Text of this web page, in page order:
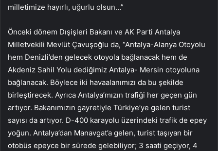
milletimize hayırlı, uğurlu olsun…”
Önceki dönem Dışişleri Bakanı ve AK Parti Antalya
Milletvekili Mevlüt Çavuşoğlu da, “Antalya-Alanya Otoyolu
hem Denizli’den gelecek otoyola bağlanacak hem de
Akdeniz Sahil Yolu dediğimiz Antalya- Mersin otoyoluna
bağlanacak. Böylece iki havaalanımızı da bu şekilde
birleştirecek. Ayrıca Antalya’mızın trafiği her geçen gün
artıyor. Bakanımızın gayretiyle Türkiye’ye gelen turist
sayısı da artıyor. D-400 karayolu üzerindeki trafik de epey
yoğun. Antalya’dan Manavgat’a gelen, turist taşıyan bir
otobüs epeyce bir sürede gelebiliyor; 3 saati geçiyor, 4